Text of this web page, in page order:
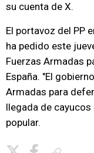
su cuenta de X.
El portavoz del PP
ha pedido este
Fuerzas Armadas
España. "El
Armadas para
llegada de cayucos
popular.